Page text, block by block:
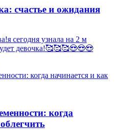
счастье и ожидания
сегодня узнала на 2 м
девочка!🥰🥰🥰😍😍😍
когда